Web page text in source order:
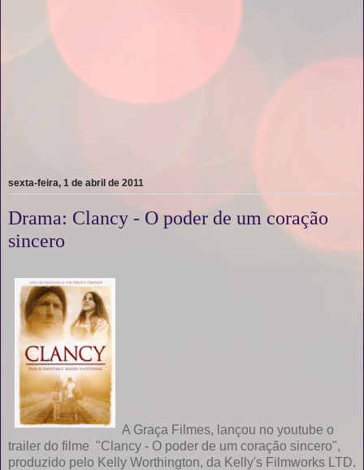
sexta-feira, 1 de abril de 2011
Drama: Clancy - O poder de um coração
sincero
A Graça Filmes, lançou no youtube o
trailer do filme "Clancy - O poder de um coração sincero",
produzido pelo Kelly Worthington, da Kelly's Filmworks LTD.